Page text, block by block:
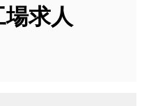
求人